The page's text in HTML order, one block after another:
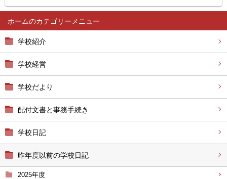
ホーム
学校紹介
学校経営
学校だより
配付文書と事務手続き
学校日記
昨年度以前の学校日記
2025年度